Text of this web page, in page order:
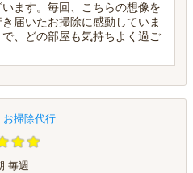
ます。毎回、こちらの想像を
届いたお掃除に感動していま
、どの部屋も気持ちよく過ご
お掃除代行
毎週